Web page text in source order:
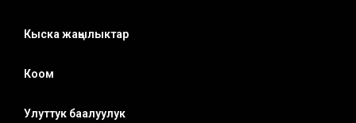
Кыска жаңылыктар
Коом
Улуттук баалуулук